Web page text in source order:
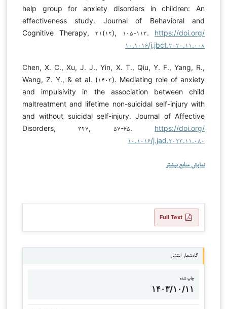
help group for anxiety disorders in children: An
effectiveness study. Journal of Behavioral and
Cognitive Therapy, ۳۱(۱۲), ۱۰۵-۱۱۳. https://doi.org/
۱۰.۱۰۱۶/j.jbct.۲۰۲۰.۱۱.۰۰۸
Chen, X. C., Xu, J. J., Yin, X. T., Qiu, Y. F., Yang, R.,
Wang, Z. Y., & et al. (۱۴۰۳). Mediating role of anxiety
and impulsivity in the association between child
maltreatment and lifetime non-suicidal self-injury with
and without suicidal self-injury. Journal of Affective
Disorders, ۳۴۷, ۵۷-۶۵. https://doi.org/
۱۰.۱۰۱۶/j.jad.۲۰۲۳.۱۱.۰۸۰
نمایش منابع بیشتر
Full Text
گاه‌شمار انتشار
چاپ شده
۱۴۰۳/۱۰/۱۱